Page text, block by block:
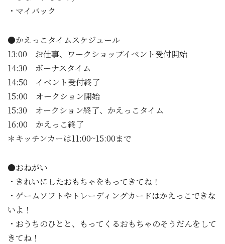
・マイバック
●かえっこタイムスケジュール
13:00 お仕事、ワークショップイベント受付開始
14:30 ボーナスタイム
14:50 イベント受付終了
15:00 オークション開始
15:30 オークション終了、かえっこタイム
16:00 かえっこ終了
＊キッチンカーは11:00~15:00まで
●おねがい
・きれいにしたおもちゃをもってきてね！
・ゲームソフトやトレーディングカードはかえっこできな
いよ！
・おうちのひとと、もってくるおもちゃのそうだんをして
きてね！